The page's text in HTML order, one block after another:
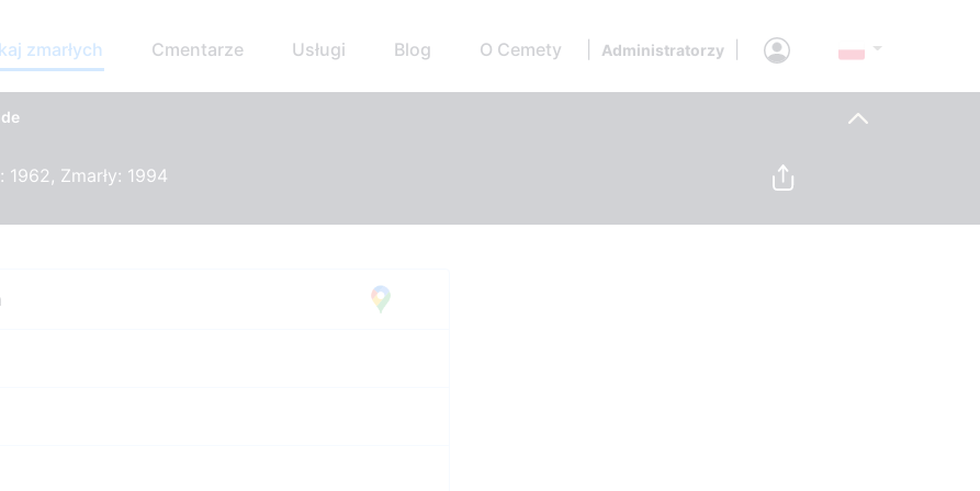
zmarłych Cmentarze Usługi Blog O Cemety Administratorzy
1962, Zmarły: 1994